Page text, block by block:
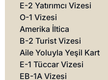
E-2 Yatırımcı Vizesi
O-1 Vizesi
Amerika İltica
B-2 Turist Vizesi
Aile Yoluyla Yeşil Kart
E-1 Tüccar Vizesi
EB-1A Vizesi